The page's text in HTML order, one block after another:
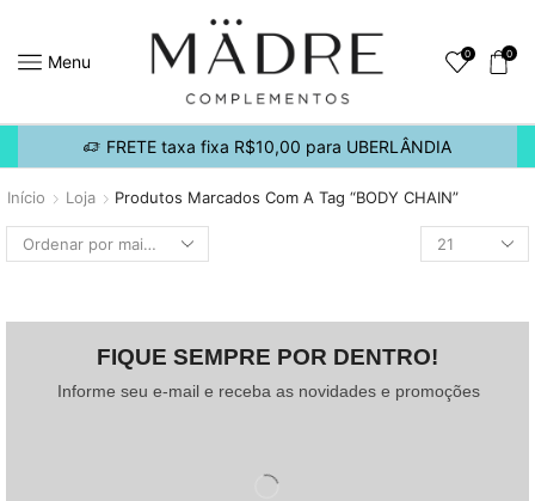
Menu 0 0
FRETE taxa fixa R$10,00 para UBERLÂNDIA
Início Loja Produtos Marcados Com A Tag “BODY CHAIN”
FIQUE SEMPRE POR DENTRO!
Informe seu e-mail e receba as novidades e promoções